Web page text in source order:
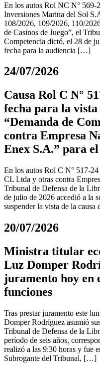
En los autos Rol NC N° 569-
Inversiones Marina del Sol
108/2026, 109/2026, 110/
de Casinos de Juego”, el
Competencia dictó, el 28 de
fecha para la audiencia […]
24/07/2026
Causa Rol C N°
fecha para la
“Demanda de
contra Empresa
Enex S.A.” para
En los autos Rol C N° 517-
CL Ltda y otras contra
Tribunal de Defensa de la
de julio de 2026 accedió a la
suspender la vista de la
20/07/2026
Ministra titular
Luz Domper
juramento hoy en
funciones
Tras prestar juramento este
Domper Rodríguez asumió
Tribunal de Defensa de la
período de seis años,
realizó a las 9:30 horas y fue
Subrogante del Tribunal, […]